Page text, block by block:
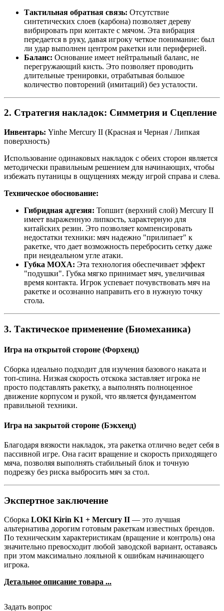
Тактильная обратная связь: Отсутствие
синтетических слоев (карбона) позволяет дереву
вибрировать при контакте с мячом. Эта вибрация
передается в руку, давая игроку четкое понимание: был
ли удар выполнен центром ракетки или периферией.
Баланс: Основание имеет нейтральный баланс, не
перегружающий кисть. Это позволяет проводить
длительные тренировки, отрабатывая большое
количество повторений (имитаций) без усталости.
2. Стратегия накладок: Симметрия и Сцепление
Инвентарь: Yinhe Mercury II (Красная и Черная / Липкая
поверхность)
Использование одинаковых накладок с обеих сторон является
методически правильным решением для начинающих, чтобы
избежать путаницы в ощущениях между игрой справа и слева.
Техническое обоснование:
Гибридная адгезия: Топшит (верхний слой) Mercury II
имеет выраженную липкость, характерную для
китайских резин. Это позволяет компенсировать
недостатки техники: мяч надежно "прилипает" к
ракетке, что дает возможность перебросить сетку даже
при неидеальном угле атаки.
Губка MOXA: Эта технология обеспечивает эффект
"подушки". Губка мягко принимает мяч, увеличивая
время контакта. Игрок успевает почувствовать мяч на
ракетке и осознанно направить его в нужную точку
стола.
3. Тактическое применение (Биомеханика)
Игра на открытой стороне (Форхенд)
Сборка идеально подходит для изучения базового наката и
топ-спина. Низкая скорость отскока заставляет игрока не
просто подставлять ракетку, а выполнять полноценное
движение корпусом и рукой, что является фундаментом
правильной техники.
Игра на закрытой стороне (Бэкхенд)
Благодаря вязкости накладок, эта ракетка отлично ведет себя в
пассивной игре. Она гасит вращение и скорость приходящего
мяча, позволяя выполнять стабильный блок и точную
подрезку без риска выбросить мяч за стол.
Экспертное заключение
Сборка LOKI Kirin K1 + Mercury II — это лучшая
альтернатива дорогим готовым ракеткам известных брендов.
По техническим характеристикам (вращение и контроль) она
значительно превосходит любой заводской вариант, оставаясь
при этом максимально лояльной к ошибкам начинающего
игрока.
Детальное описание товара ...
Задать вопрос